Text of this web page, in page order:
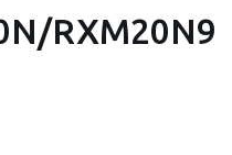
RXM20N9